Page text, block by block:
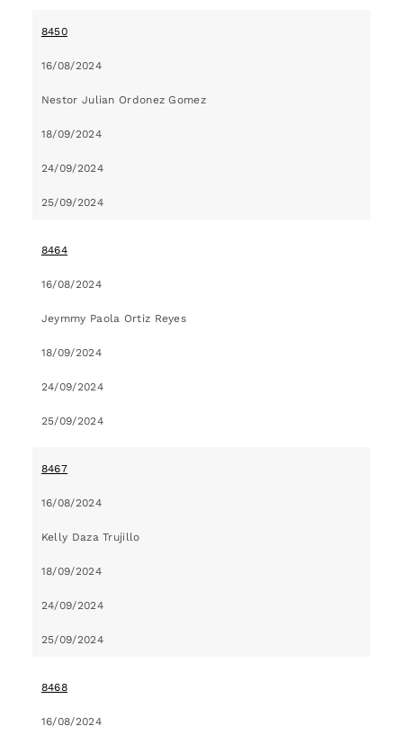
8450
16/08/2024
Nestor Julian Ordonez Gomez
18/09/2024
24/09/2024
25/09/2024
8464
16/08/2024
Jeymmy Paola Ortiz Reyes
18/09/2024
24/09/2024
25/09/2024
8467
16/08/2024
Kelly Daza Trujillo
18/09/2024
24/09/2024
25/09/2024
8468
16/08/2024